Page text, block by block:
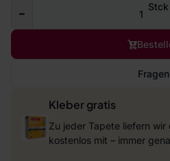
Stck
Fragen
Kleber gratis
Zu jeder Tapete liefern
kostenlos mit – immer